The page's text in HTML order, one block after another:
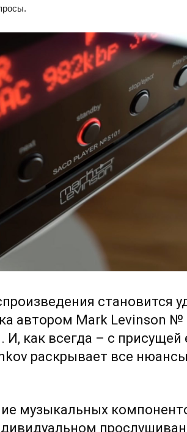
становится
автором Mark Levinson №
как всегда – с присущей
раскрывает все
музыкальных